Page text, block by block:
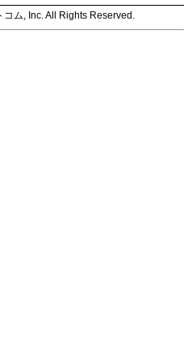
ム, Inc. All Rights Reserved.